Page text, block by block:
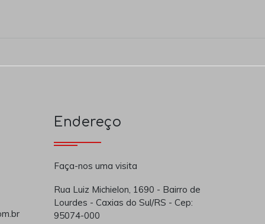
Endereço
Faça-nos uma visita
Rua Luiz Michielon, 1690 - Bairro de
Lourdes - Caxias do Sul/RS - Cep:
95074-000